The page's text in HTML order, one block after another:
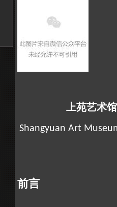
上苑艺术
Shangyuan Art
前言